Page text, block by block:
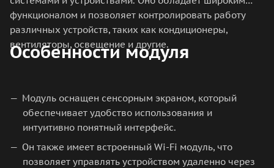
функционалом и позволяет контролировать работу
различных устройств, таких как кондиционеры,
вентиляторы, освещение и другие.
Особенности модуля
Модуль оснащен сенсорным экраном, который
обеспечивает удобство использования и
интуитивно понятный интерфейс.
Он также имеет встроенный Wi-Fi модуль, что
позволяет управлять устройством удаленно через